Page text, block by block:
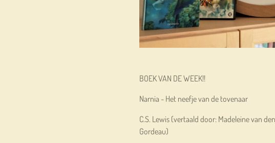
BOEK VAN DE WEEK!!
Narnia - Het neefje van de tovenaar
C.S. Lewis (vertaald door: Madeleine van
Gordeau)